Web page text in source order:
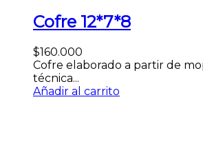
Cofre 12*7*8
$160.000
Cofre elaborado a partir de
técnica...
Añadir al carrito